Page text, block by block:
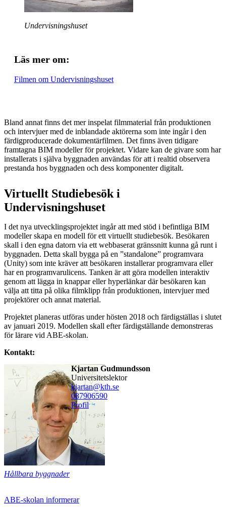
Undervisningshuset
Läs mer om:
Filmen om Undervisningshuset
Bland annat finns det mer inspelat filmmaterial från produktionen
och intervjuer med de inblandade aktörerna som inte ingår i den
färdigproducerade dokumentärfilmen. Det finns även tidigare
framtagna BIM modeller för projektet. Vidare kan de givare som har
installerats i själva byggnaden användas för att i realtid observera
prestanda hos byggnaden och dess komponenter digitalt.
Virtuellt Studiebesök i
Undervisningshuset
I det nya utvecklingsprojektet ingår att med stöd i befintliga BIM
modeller skapa en modell för ett virtuellt studiebesök. Besökaren
skall i den egna datorn via ett webbaserat gränssnitt kunna gå runt i
byggnaden. Detta skall bygga på en ”standalone” programvara
(Unity) som inte kräver att besökaren installerar programvara eller
har en programvarulicens. Tanken är att göra modellen interaktiv
genom att lägga in knappar eller hyperlänkar där besökaren kan
välja att titta på olika filmklipp från produktionen, intervjuer med
projektörer och annat material.
Projektet planeras utföras under hösten 2018 och färdigställas i slutet
av januari 2019. Modellen skall efter färdigställande demonstreras
för lärare vid ABE-skolan.
Kontakt:
Kjartan Gudmundsson
universitetslektor
kjartan@kth.se
087906590
Profil
Hållbara byggnader
ABE-skolan informerar